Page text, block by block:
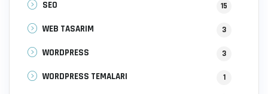
SEO 15
WEB TASARIM 3
WORDPRESS 3
WORDPRESS TEMALARI 1